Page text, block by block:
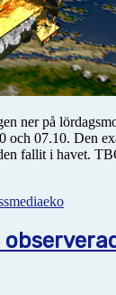
ner på
och 07.10. Den
fallit i havet.